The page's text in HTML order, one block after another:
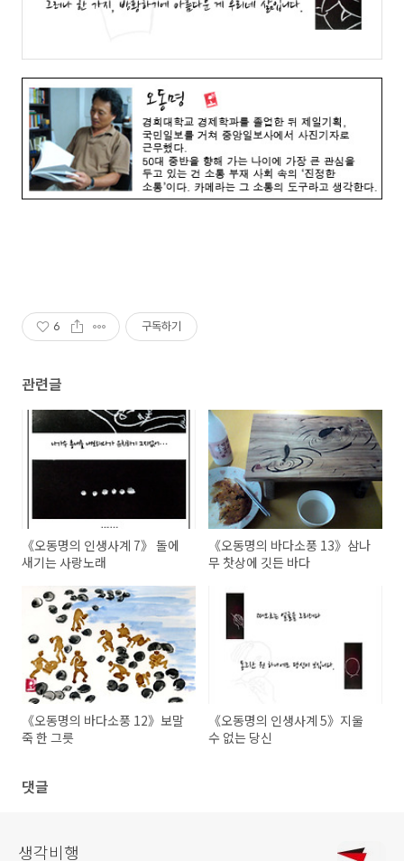
6 구독하기
관련글
《오동명의 인생사계 7》 돌에
새기는 사랑노래
《오동명의 바다소풍 13》삼나
무 찻상에 깃든 바다
《오동명의 바다소풍 12》보말
죽 한 그릇
《오동명의 인생사계 5》지울
수 없는 당신
댓글
생각비행